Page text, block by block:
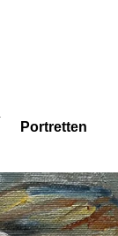
Portretten